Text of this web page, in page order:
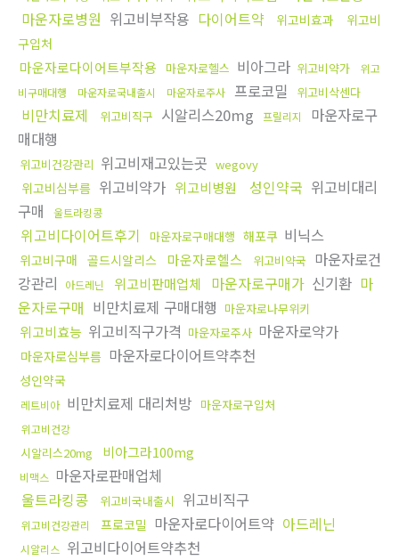
마운자로병원 위고비부작용 다이어트약 위고비효과
위고비
구입처
마운자로다이어트부작용 마운자로헬스 비아그라 위고비약가
위고
비구매대행
마운자로국내출시 마운자로주사 프로코밀 위고비삭센다
비만치료제 위고비직구 시알리스20mg 프릴리지
마운자로구
매대행
위고비건강관리 위고비재고있는곳 wegovy
위고비심부름 위고비약가 위고비병원 성인약국 위고비대리
구매
울트라킹콩
위고비다이어트후기 마운자로구매대행 해포쿠 비닉스
위고비구매 골드시알리스 마운자로헬스 위고비약국
마운자로건
강관리
아드레닌 위고비판매업체 마운자로구매가 신기환 마
운자로구매 비만치료제 구매대행 마운자로나무위키
위고비효능 위고비직구가격 마운자로주사 마운자로약가
마운자로심부름 마운자로다이어트약추천
성인약국
레트비아 비만치료제 대리처방 마운자로구입처
위고비건강
시알리스20mg 비아그라100mg
비맥스 마운자로판매업체
울트라킹콩
위고비국내출시 위고비직구
위고비건강관리 프로코밀 마운자로다이어트약 아드레닌
시알리스 위고비다이어트약추천